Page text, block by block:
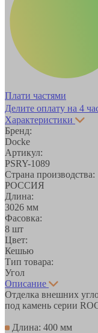
Плати частями
Делите оплату на 4
Характеристики
Бренд:
Docke
Артикул:
PSRY-1089
Страна производства:
РОССИЯ
Длина:
3026 мм
Фасовка:
8 шт
Цвет:
Кешью
Тип товара:
Угол
Описание
Отделка внешних
под камень серии
Длина: 400 мм